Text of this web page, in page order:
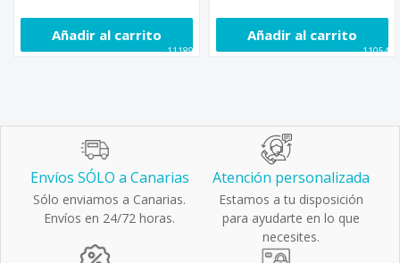
Añadir al carrito
111894
Añadir al carrito
110545
Envíos SÓLO a Canarias
Sólo enviamos a Canarias.
Envíos en 24/72 horas.
Atención personalizada
Estamos a tu disposición
para ayudarte en lo que
necesites.